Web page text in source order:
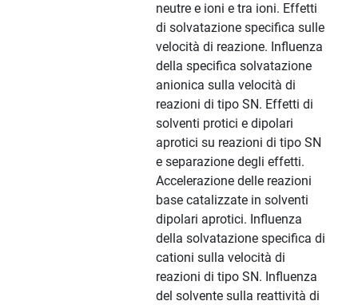
neutre e ioni e tra ioni. Effetti
di solvatazione specifica sulle
velocità di reazione. Influenza
della specifica solvatazione
anionica sulla velocità di
reazioni di tipo SN. Effetti di
solventi protici e dipolari
aprotici su reazioni di tipo SN
e separazione degli effetti.
Accelerazione delle reazioni
base catalizzate in solventi
dipolari aprotici. Influenza
della solvatazione specifica di
cationi sulla velocità di
reazioni di tipo SN. Influenza
del solvente sulla reattività di